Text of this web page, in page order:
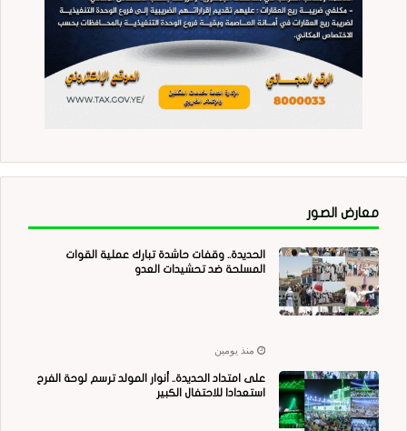
معارض الصور
الحديدة.. وقفات حاشدة تبارك عملية القوات
المسلحة ضد تحشيدات العدو
منذ يومين
على امتداد الحديدة.. أنوار المولد ترسم لوحة الفرح
استعدادا للاحتفال الكبير